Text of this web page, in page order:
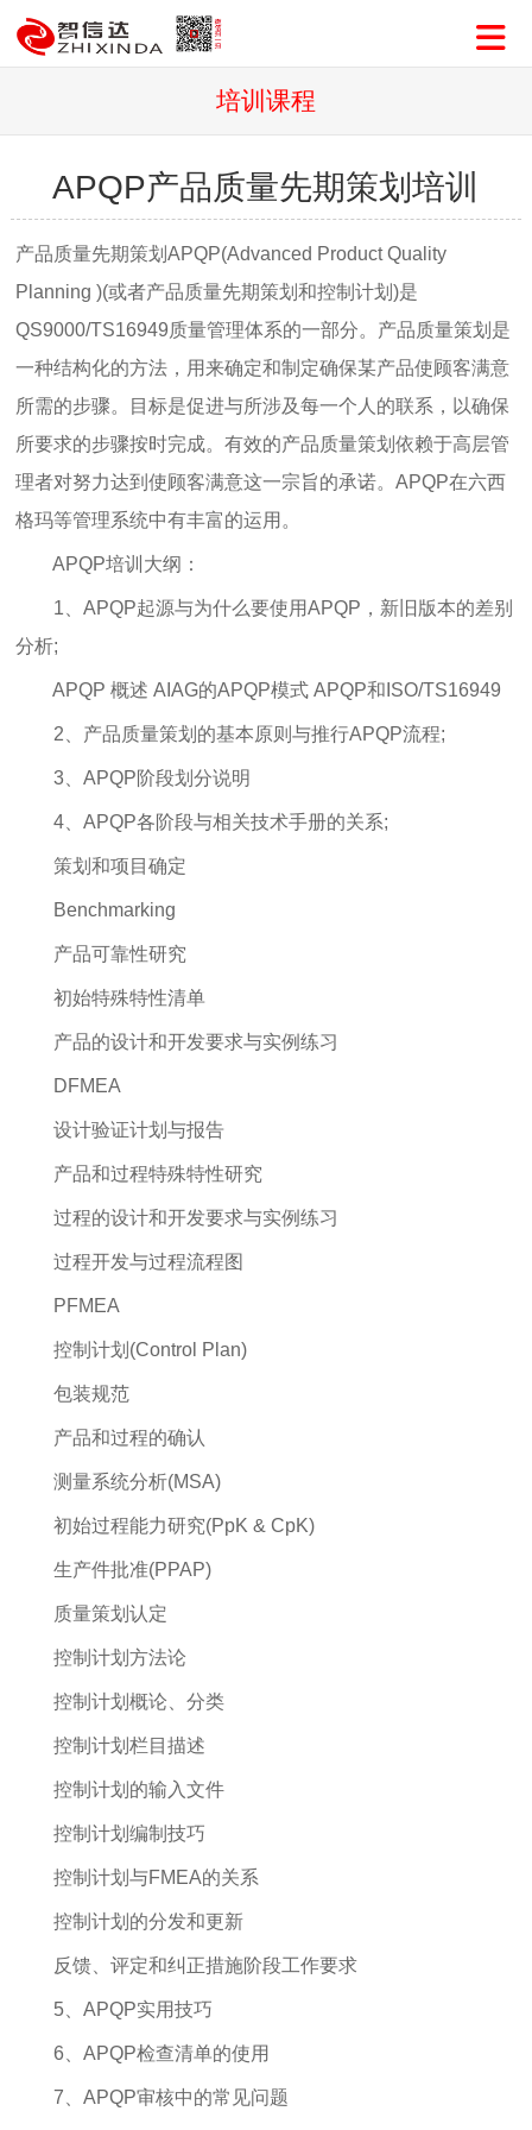
培训课程
APQP产品质量先期策划培训
产品质量先期策划APQP(Advanced Product Quality
Planning )(或者产品质量先期策划和控制计划)是
QS9000/TS16949质量管理体系的一部分。产品质量策划是
一种结构化的方法，用来确定和制定确保某产品使顾客满意
所需的步骤。目标是促进与所涉及每一个人的联系，以确保
所要求的步骤按时完成。有效的产品质量策划依赖于高层管
理者对努力达到使顾客满意这一宗旨的承诺。APQP在六西
格玛等管理系统中有丰富的运用。
APQP培训大纲：
1、APQP起源与为什么要使用APQP，新旧版本的差别
分析;
APQP 概述 AIAG的APQP模式 APQP和ISO/TS16949
2、产品质量策划的基本原则与推行APQP流程;
3、APQP阶段划分说明
4、APQP各阶段与相关技术手册的关系;
策划和项目确定
Benchmarking
产品可靠性研究
初始特殊特性清单
产品的设计和开发要求与实例练习
DFMEA
设计验证计划与报告
产品和过程特殊特性研究
过程的设计和开发要求与实例练习
过程开发与过程流程图
PFMEA
控制计划(Control Plan)
包装规范
产品和过程的确认
测量系统分析(MSA)
初始过程能力研究(PpK & CpK)
生产件批准(PPAP)
质量策划认定
控制计划方法论
控制计划概论、分类
控制计划栏目描述
控制计划的输入文件
控制计划编制技巧
控制计划与FMEA的关系
控制计划的分发和更新
反馈、评定和纠正措施阶段工作要求
5、APQP实用技巧
6、APQP检查清单的使用
7、APQP审核中的常见问题